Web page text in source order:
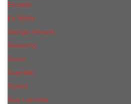
Escada
Ex Nihilo
Giorgio Armani
Givenchy
Gucci
Guerlain
Guess
Guy Laroche